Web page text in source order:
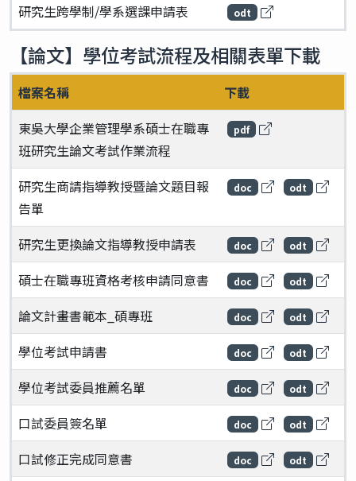
研究生跨學制/學系選課申請表 odt
【論文】學位考試流程及相關表單下載
檔案名稱
下載
東吳大學企業管理學系碩士在職專
班研究生論文考試作業流程
pdf
研究生商請指導教授暨論文題目報
告單
doc odt
研究生更換論文指導教授申請表 doc odt
碩士在職專班資格考核申請同意書 doc odt
論文計畫書範本_碩專班 doc odt
學位考試申請書 doc odt
學位考試委員推薦名單 doc odt
口試委員簽名單 doc odt
口試修正完成同意書 doc odt